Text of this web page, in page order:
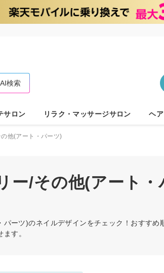
AI検索
サロン リラク・マッサージサロン ヘ
の他(アート・パーツ)
ー/その他(アート
ーツ)のネイルデザインをチェック！おすす
す。